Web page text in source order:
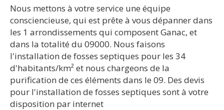
Nous mettons à votre service une équipe
consciencieuse, qui est prête à vous dépanner dans
les 1 arrondissements qui composent Ganac, et
dans la totalité du 09000. Nous faisons
l'installation de fosses septiques pour les 34
d'habitants/km² et nous chargeons de la
purification de ces éléments dans le 09. Des devis
pour l'installation de fosses septiques sont à votre
disposition par internet